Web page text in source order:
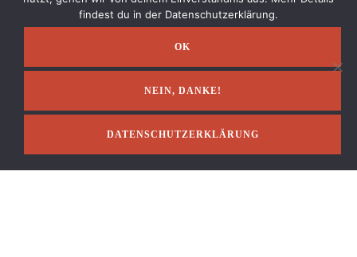
findest du in der Datenschutzerklärung.
OK
NEIN, DANKE!
DATENSCHUTZERKLÄRUNG